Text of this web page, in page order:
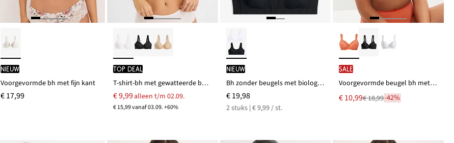
Nieuw
Voorgevormde bh met fijn kant
€ 17,99
TOP DEAL
T-shirt-bh met gewatteerde bandjes
€ 9,99alleen t/m 02.09.
€ 15,99 vanaf 03.09. +60%
Nieuw
Bh zonder beugels met biologisch katoen (set van 2)
€ 19,98
2 stuks | € 9,99 / st.
SALE
Voorgevormde beugel bh met gewatteerde bandjes
Nu
voor
€ 10,99
Van € 18,99-42%